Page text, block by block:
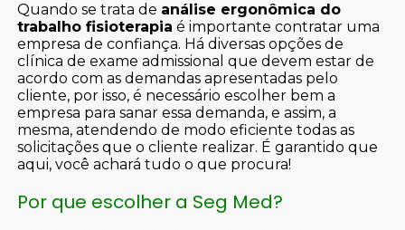
Quando se trata de análise ergonômica do
trabalho fisioterapia é importante contratar uma
empresa de confiança. Há diversas opções de
clínica de exame admissional que devem estar de
acordo com as demandas apresentadas pelo
cliente, por isso, é necessário escolher bem a
empresa para sanar essa demanda, e assim, a
mesma, atendendo de modo eficiente todas as
solicitações que o cliente realizar. É garantido que
aqui, você achará tudo o que procura!
Por que escolher a Seg Med?